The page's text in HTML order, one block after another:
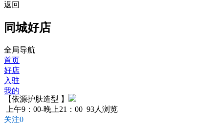
返回
同城好店
全局导航
首页
好店
入驻
我的
【依源护肤造型 】
上午9：00-晚上21：00 93人浏览
关注0